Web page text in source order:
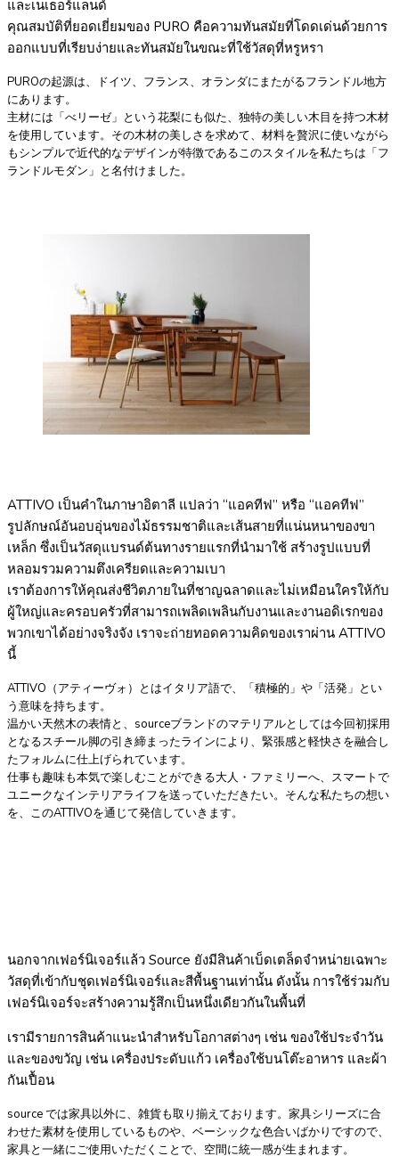
และเนเธอร์แลนด์
คุณสมบัติที่ยอดเยี่ยมของ PURO คือความทันสมัยที่โดดเด่นด้วยการ
ออกแบบที่เรียบง่ายและทันสมัยในขณะที่ใช้วัสดุที่หรูหรา
PUROの起源は、ドイツ、フランス、オランダにまたがるフランドル地方
にあります。
主材には「べリーゼ」という花梨にも似た、独特の美しい木目を持つ木材
を使用しています。その木材の美しさを求めて、材料を贅沢に使いながら
もシンプルで近代的なデザインが特徴であるこのスタイルを私たちは「フ
ランドルモダン」と名付けました。
ATTIVO เป็นคำในภาษาอิตาลี แปลว่า “แอคทีฟ” หรือ “แอคทีฟ”
รูปลักษณ์อันอบอุ่นของไม้ธรรมชาติและเส้นสายที่แน่นหนาของขา
เหล็ก ซึ่งเป็นวัสดุแบรนด์ต้นทางรายแรกที่นำมาใช้ สร้างรูปแบบที่
หลอมรวมความตึงเครียดและความเบา
เราต้องการให้คุณส่งชีวิตภายในที่ชาญฉลาดและไม่เหมือนใครให้กับ
ผู้ใหญ่และครอบครัวที่สามารถเพลิดเพลินกับงานและงานอดิเรกของ
พวกเขาได้อย่างจริงจัง เราจะถ่ายทอดความคิดของเราผ่าน ATTIVO
นี้
ATTIVO（アティーヴォ）とはイタリア語で、「積極的」や「活発」とい
う意味を持ちます。
温かい天然木の表情と、sourceブランドのマテリアルとしては今回初採用
となるスチール脚の引き締まったラインにより、緊張感と軽快さを融合し
たフォルムに仕上げられています。
仕事も趣味も本気で楽しむことができる大人・ファミリーへ、スマートで
ユニークなインテリアライフを送っていただきたい。そんな私たちの想い
を、このATTIVOを通じて発信していきます。
นอกจากเฟอร์นิเจอร์แล้ว Source ยังมีสินค้าเบ็ดเตล็ดจำหน่ายเฉพาะ
วัสดุที่เข้ากับชุดเฟอร์นิเจอร์และสีพื้นฐานเท่านั้น ดังนั้น การใช้ร่วมกับ
เฟอร์นิเจอร์จะสร้างความรู้สึกเป็นหนึ่งเดียวกันในพื้นที่
เรามีรายการสินค้าแนะนำสำหรับโอกาสต่างๆ เช่น ของใช้ประจำวัน
และของขวัญ เช่น เครื่องประดับแก้ว เครื่องใช้บนโต๊ะอาหาร และผ้า
กันเปื้อน
source では家具以外に、雑貨も取り揃えております。家具シリーズに合
わせた素材を使用しているものや、ベーシックな色合いばかりですので、
家具と一緒にご使用いただくことで、空間に統一感が生まれます。